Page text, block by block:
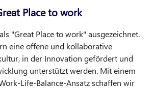
Place to work
"Great Place to work" ausgezeichnet.
eine offene und kollaborative
in der Innovation gefördert und
unterstützt werden. Mit einem
Life-Balance-Ansatz schaffen wir